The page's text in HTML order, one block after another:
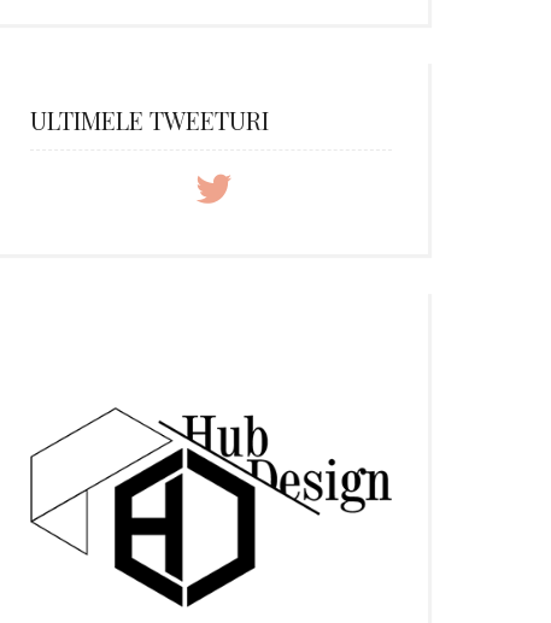
ULTIMELE TWEETURI